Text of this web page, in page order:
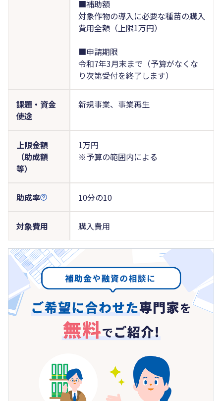
■補助額
対象作物の導入に必要な種苗の購入
費用全額（上限1万円）
■申請期限
令和7年3月末まで（予算がなくな
り次第受付を終了します）
課題・資金
使途
新規事業、事業再生
上限金額
（助成額
等）
1万円
※予算の範囲内による
助成率 10分の10
対象費用 購入費用